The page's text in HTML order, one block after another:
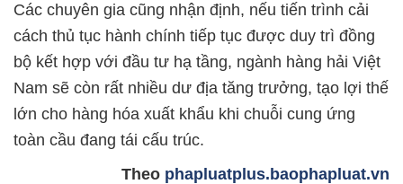
Các chuyên gia cũng nhận định, nếu tiến trình cải
cách thủ tục hành chính tiếp tục được duy trì đồng
bộ kết hợp với đầu tư hạ tầng, ngành hàng hải Việt
Nam sẽ còn rất nhiều dư địa tăng trưởng, tạo lợi thế
lớn cho hàng hóa xuất khẩu khi chuỗi cung ứng
toàn cầu đang tái cấu trúc.
Theo phapluatplus.baophapluat.vn